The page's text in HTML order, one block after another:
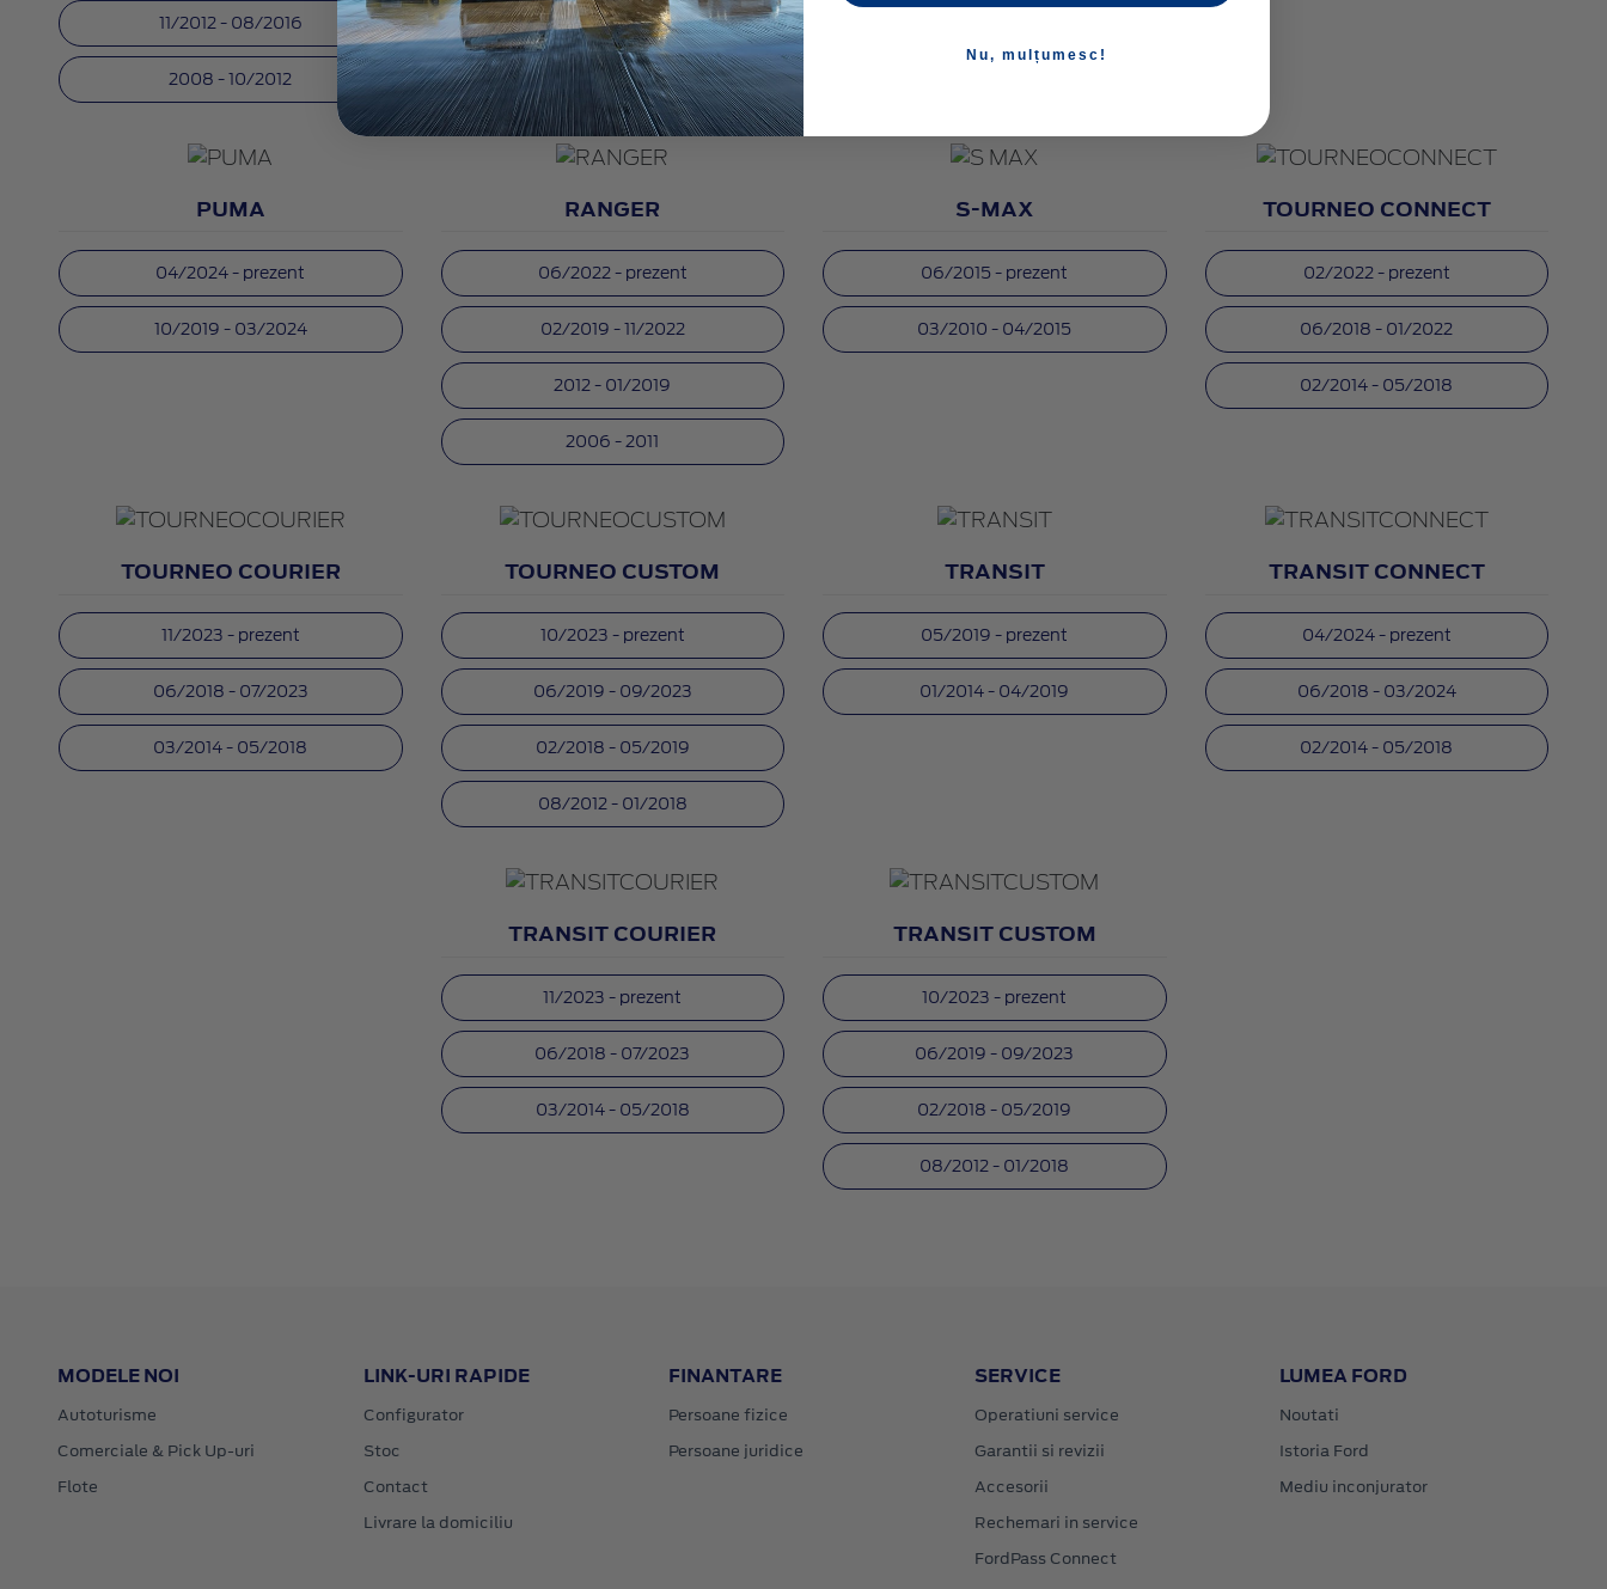
11/2012 - 08/2016
2008 - 10/2012
PUMA
04/2024 - prezent
10/2019 - 03/2024
RANGER
06/2022 - prezent
02/2019 - 11/2022
2012 - 01/2019
2006 - 2011
S-MAX
06/2015 - prezent
03/2010 - 04/2015
TOURNEO CONNECT
02/2022 - prezent
06/2018 - 01/2022
02/2014 - 05/2018
TOURNEO COURIER
11/2023 - prezent
06/2018 - 07/2023
03/2014 - 05/2018
TOURNEO CUSTOM
10/2023 - prezent
06/2019 - 09/2023
02/2018 - 05/2019
08/2012 - 01/2018
TRANSIT
05/2019 - prezent
01/2014 - 04/2019
TRANSIT CONNECT
04/2024 - prezent
06/2018 - 03/2024
02/2014 - 05/2018
TRANSIT COURIER
11/2023 - prezent
06/2018 - 07/2023
03/2014 - 05/2018
TRANSIT CUSTOM
10/2023 - prezent
06/2019 - 09/2023
02/2018 - 05/2019
08/2012 - 01/2018
MODELE NOI
Autoturisme
Comerciale & Pick Up-uri
Flote
LINK-URI RAPIDE
Configurator
Stoc
Contact
Livrare la domiciliu
FINANTARE
Persoane fizice
Persoane juridice
SERVICE
Operatiuni service
Garantii si revizii
Accesorii
Rechemari in service
FordPass Connect
LUMEA FORD
Noutati
Istoria Ford
Mediu inconjurator
Nu, mulțumesc!